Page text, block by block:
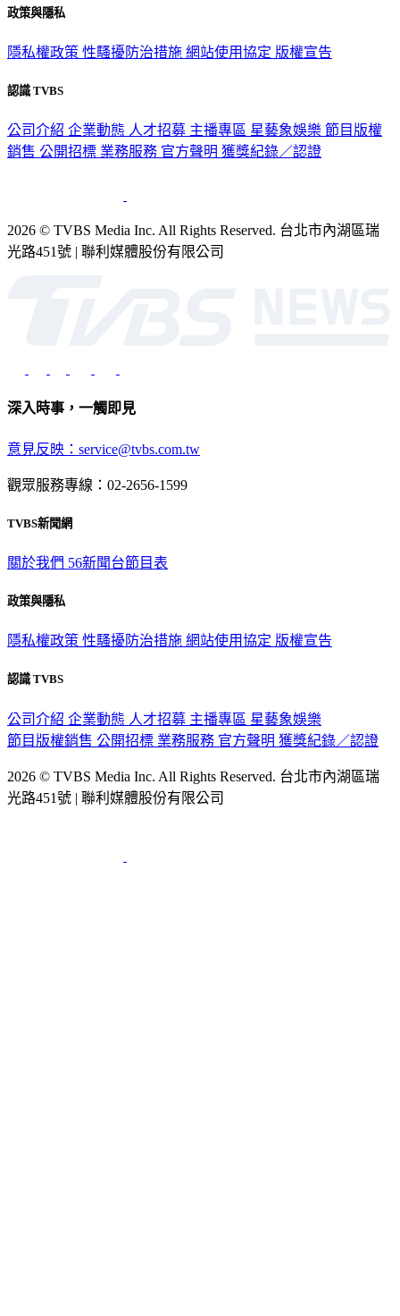
政策與隱私
隱私權政策 性騷擾防治措施 網站使用協定 版權宣告
認識 TVBS
公司介紹 企業動態 人才招募 主播專區 星藝象娛樂 節目版權
銷售 公開招標 業務服務 官方聲明 獲獎紀錄／認證
2026 © TVBS Media Inc. All Rights Reserved. 台北市內湖區瑞
光路451號 | 聯利媒體股份有限公司
深入時事，一觸即見
意見反映：service@tvbs.com.tw
觀眾服務專線：02-2656-1599
TVBS新聞網
關於我們 56新聞台節目表
政策與隱私
隱私權政策 性騷擾防治措施 網站使用協定 版權宣告
認識 TVBS
公司介紹 企業動態 人才招募 主播專區 星藝象娛樂
節目版權銷售 公開招標 業務服務 官方聲明 獲獎紀錄／認證
2026 © TVBS Media Inc. All Rights Reserved. 台北市內湖區瑞
光路451號 | 聯利媒體股份有限公司